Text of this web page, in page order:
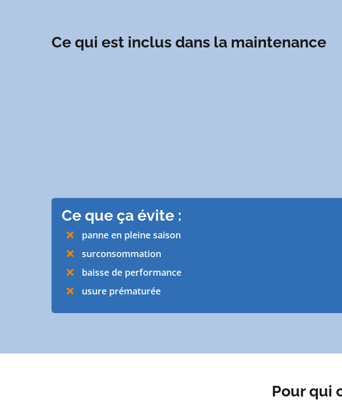
Ce qui est inclus dans la maintenance
Ce que ça évite :
panne en pleine saison
surconsommation
baisse de performance
usure prématurée
Pour qui